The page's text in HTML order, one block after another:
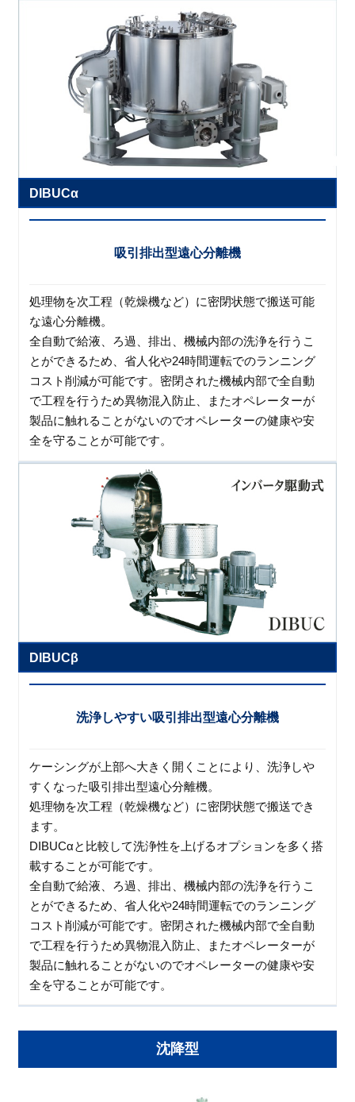
DIBUCα
吸引排出型遠心分離機
処理物を次工程（乾燥機など）に密閉状態で搬送可能
な遠心分離機。
全自動で給液、ろ過、排出、機械内部の洗浄を行うこ
とができるため、省人化や24時間運転でのランニング
コスト削減が可能です。密閉された機械内部で全自動
で工程を行うため異物混入防止、またオペレーターが
製品に触れることがないのでオペレーターの健康や安
全を守ることが可能です。
DIBUCβ
洗浄しやすい吸引排出型遠心分離機
ケーシングが上部へ大きく開くことにより、洗浄しや
すくなった吸引排出型遠心分離機。
処理物を次工程（乾燥機など）に密閉状態で搬送でき
ます。
DIBUCαと比較して洗浄性を上げるオプションを多く搭
載することが可能です。
全自動で給液、ろ過、排出、機械内部の洗浄を行うこ
とができるため、省人化や24時間運転でのランニング
コスト削減が可能です。密閉された機械内部で全自動
で工程を行うため異物混入防止、またオペレーターが
製品に触れることがないのでオペレーターの健康や安
全を守ることが可能です。
沈降型